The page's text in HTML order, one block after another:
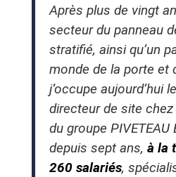
Après plus de vingt
secteur du panneau
stratifié, ainsi qu’un
monde de la porte et
j’occupe aujourd’hui
directeur de site chez
du groupe PIVETEAU
depuis sept ans, à la
260 salariés,